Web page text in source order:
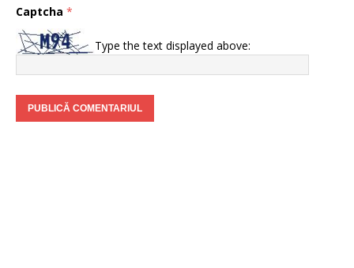
Captcha *
Type the text displayed above: